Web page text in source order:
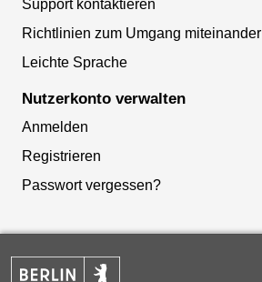
Support kontaktieren
Richtlinien zum Umgang miteinander
Leichte Sprache
Nutzerkonto verwalten
Anmelden
Registrieren
Passwort vergessen?